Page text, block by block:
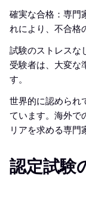
確実な合格：専門
れにより、不合格
試験のストレスな
受験者は、大変な
す。
世界的に認められ
ています。海外で
リアを求める専門
認定試験